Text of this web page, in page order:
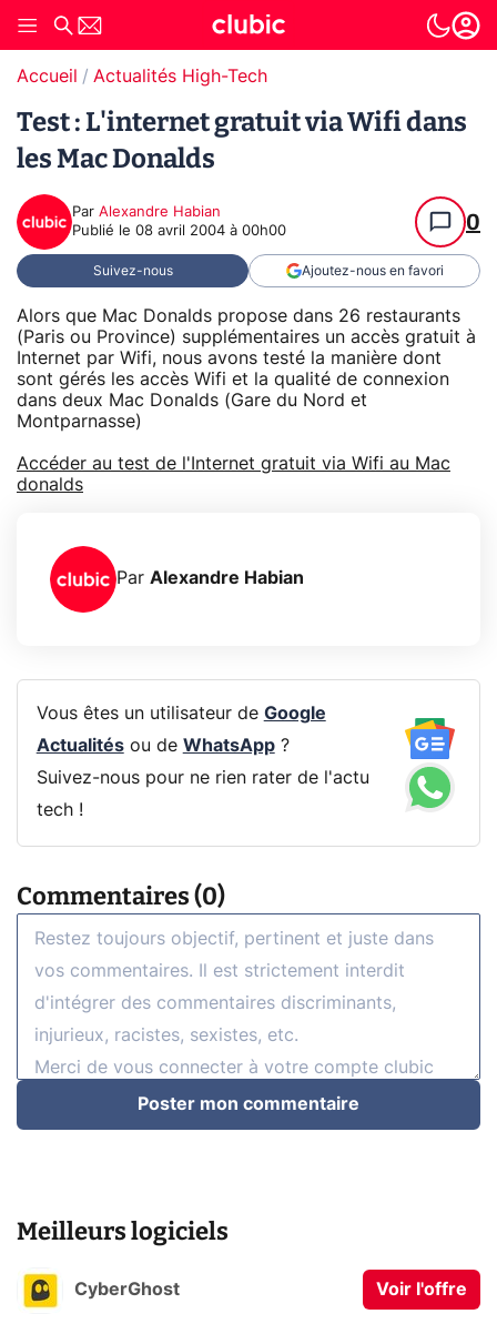
Accueil Actualités High-Tech
Test : L'internet gratuit via Wifi dans
les Mac Donalds
Par Alexandre Habian
Publié le 08 avril 2004 à 00h00 0
Suivez-nous Ajoutez-nous en favori
Alors que Mac Donalds propose dans 26 restaurants
(Paris ou Province) supplémentaires un accès gratuit à
Internet par Wifi, nous avons testé la manière dont
sont gérés les accès Wifi et la qualité de connexion
dans deux Mac Donalds (Gare du Nord et
Montparnasse)
Accéder au test de l'Internet gratuit via Wifi au Mac
donalds
Par Alexandre Habian
Vous êtes un utilisateur de Google
Actualitésou de WhatsApp?
Suivez-nous pour ne rien rater de l'actu
tech !
Commentaires (0)
Poster mon commentaire
Meilleurs logiciels
CyberGhost Voir l'offre